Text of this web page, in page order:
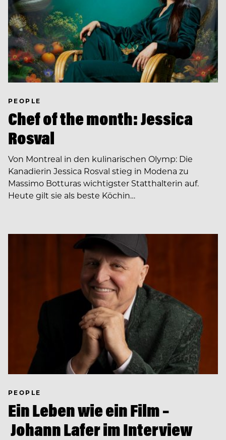
PEOPLE
Chef of the month: Jessica
Rosval
Von Montreal in den kulinarischen Olymp: Die
Kanadierin Jessica Rosval stieg in Modena zu
Massimo Botturas wichtigster Statthalterin auf.
Heute gilt sie als beste Köchin…
PEOPLE
Ein Leben wie ein Film –
Johann Lafer im Interview